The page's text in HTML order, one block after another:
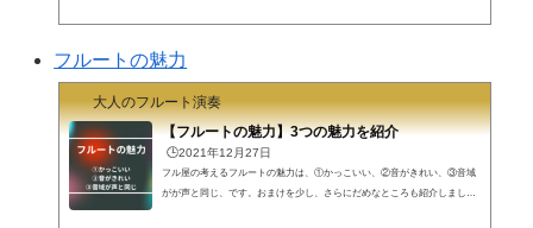
す。能動的な趣味と受け身の趣味です。休みの日、何をして過ごしていま
すか？と問われて何と答えますか？テレビを見る、音楽を聴く、映画を見
る、おいしいものを食べる。これらは受動...
フルートの魅力
大人のフルート演奏
【フルートの魅力】3つの魅力を紹介
🕒️2021年12月27日
フル屋の考えるフルートの魅力は、①かっこいい、②音がきれい、③音域
がが声と同じ、です。おまけを少し、さらにだめなところも紹介しましょ